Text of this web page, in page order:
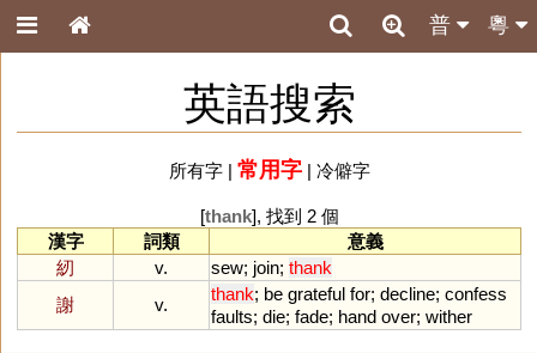
粵
普
英語搜索
所有字| 常用字| 冷僻字
[thank], 找到 2 個
漢字
詞類
意義
紉
v. sew; join; thank
謝
v.
thank; be grateful for; decline; confess
faults; die; fade; hand over; wither